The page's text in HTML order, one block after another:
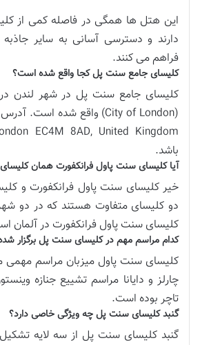
این هتل ها همگی در فاصله کمی از
دارند و دسترسی آسانی به سایر
فراهم می کنند.
کلیسای جامع سنت پل کجا واقع شده است؟
کلیسای جامع سنت پل در شهر لندن
باشد.
آیا کلیسای سنت پاول فرانکفورت همان
خیر کلیسای سنت پاول فرانکفورت و
دو کلیسای متفاوت هستند که در دو
کلیسای سنت پاول فرانکفورت در آلمان
کدام مراسم مهم در کلیسای سنت پل برگزار
کلیسای سنت پاول میزبان مراسم مهمی
چارلز و دایانا مراسم تشییع جنازه
تاچر بوده است.
گنبد کلیسای سنت پل چه ویژگی خاصی دارد؟
گنبد کلیسای سنت پل از سه لایه